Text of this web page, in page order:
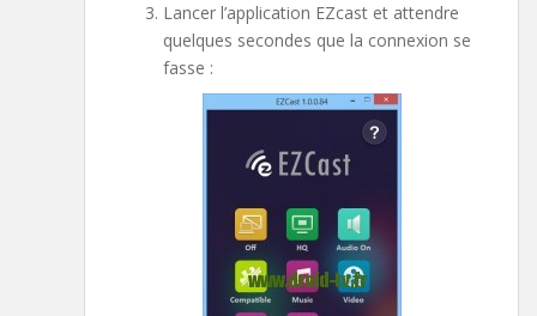
Lancer l’application EZcast et attendre
quelques secondes que la connexion se
fasse :